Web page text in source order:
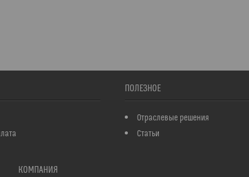
ПОЛЕЗНОЕ
Отраслевые решения
Статьи